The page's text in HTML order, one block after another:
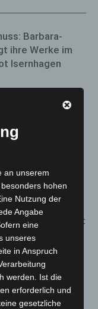
Barbara-
ihre Werke im
Isernhagen
entdeckt
in
eingedämmt
an unserem
hohen
Nutzung der
Angabe
eine
unseres
in Anspruch
werden. Ist die
erforderlich und
gesetzliche